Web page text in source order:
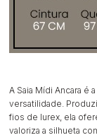
A Saia Mídi Ancara é
versatilidade.
fios de lurex, ela
valoriza a silhueta